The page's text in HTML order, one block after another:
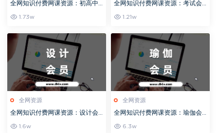
全网知识付费网课资源：初高中
会员-社群教程目录持续更新（2
1.73w
全网知识付费网课资源：考试会
员-社群教程目录持续更新（202
1.21w
全网资源
全网知识付费网课资源：设计会
员-社群教程目录持续更新（202
1.6w
全网资源
全网知识付费网课资源：瑜伽会
员-社群教程目录持续更新（202
6.3w